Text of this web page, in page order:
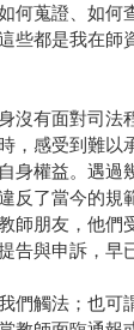
何蒐證、如何
些都是我在師
沒有面對司法
，感受到難以
身權益。遇過
反了當今的規
師朋友，他們
告與申訴，早
們觸法；也可